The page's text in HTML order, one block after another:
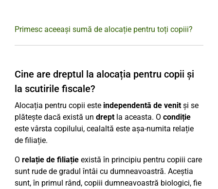
Primesc aceeași sumă de alocație pentru toți copiii?
Cine are dreptul la alocația pentru copii și
la scutirile fiscale?
Alocația pentru copii este independentă de venitși se
plătește dacă există un dreptla aceasta. O condiție
este vârsta copilului, cealaltă este așa-numita relație
de filiație.
O relație de filiație există în principiu pentru copiii care
sunt rude de gradul întâi cu dumneavoastră. Aceștia
sunt, în primul rând, copiii dumneavoastră biologici, fie